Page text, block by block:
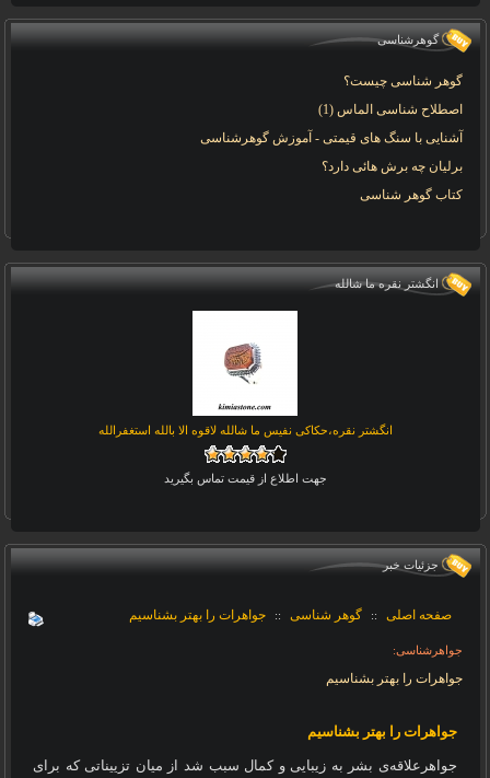
گوهرشناسی
گوهر شناسی چیست؟
اصطلاح شناسی الماس (1)
آشنایی با سنگ های قیمتی - آموزش گوهرشناسی
برلیان چه برش هائی دارد؟
کتاب گوهر شناسی
انگشتر نقره ما شالله
انگشتر نقره،حکاکی نفیس ما شالله لاقوه الا بالله استغفرالله
جهت اطلاع از قیمت تماس بگیرید
جزئيات خبر
صفحه اصلی :: گوهر شناسی :: جواهرات را بهتر بشناسیم
جواهرشناسی:
جواهرات را بهتر بشناسیم
جواهرات را بهتر بشناسیم
جواهرعلاقه‌ی بشر به زیبایی و کمال سبب شد از میان تزییناتی که برای